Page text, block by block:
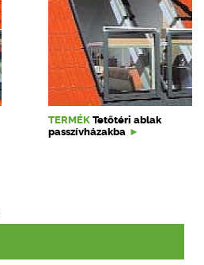
TERMÉK Tetőtéri ablak
passzívházakba